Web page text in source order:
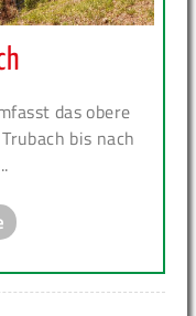
das obere
bis nach